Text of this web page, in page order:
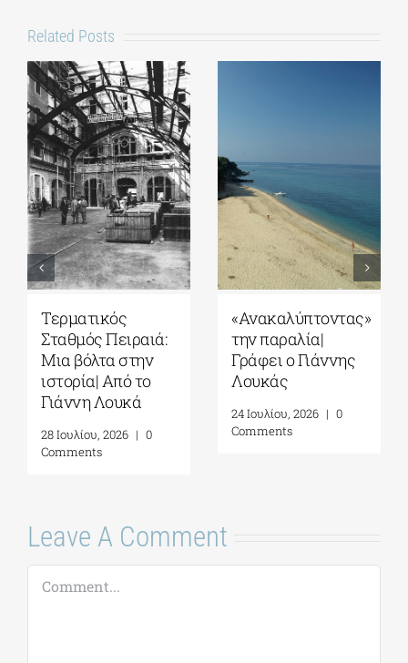
Related Posts
Τερματικός
Σταθμός Πειραιά:
Μια βόλτα στην
ιστορία| Από το
Γιάννη Λουκά
28 Ιουλίου, 2026 | 0
Comments
«Ανακαλύπτοντας»
την παραλία|
Γράφει ο Γιάννης
Λουκάς
24 Ιουλίου, 2026 | 0
Comments
Leave A Comment
Comment